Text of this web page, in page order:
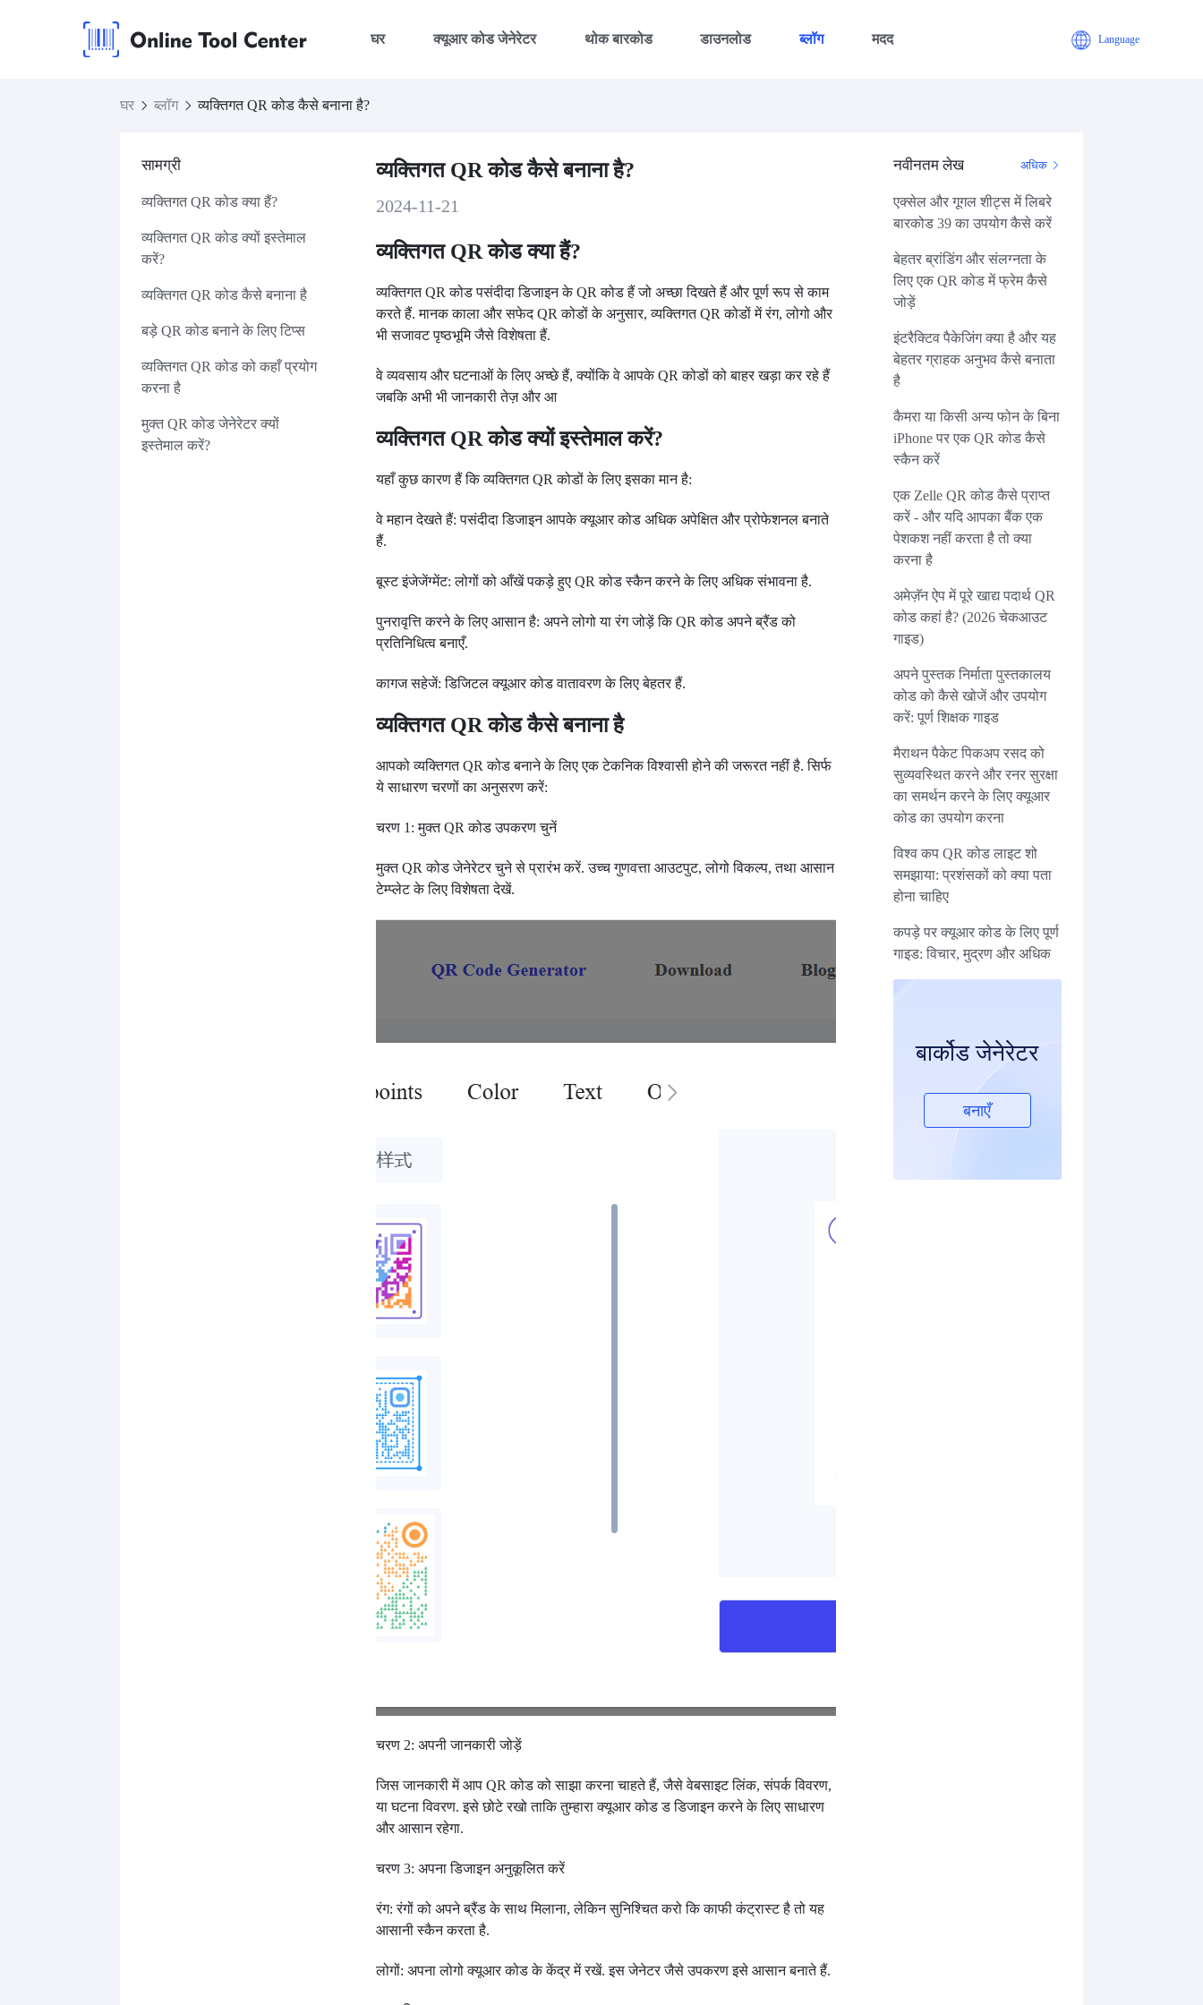
घर क्यूआर कोड जेनेरेटर थोक बारकोड डाउनलोड ब्लॉग मदद Language
घर ब्लॉग व्यक्तिगत QR कोड कैसे बनाना है?
सामग्री
व्यक्तिगत QR कोड क्या हैं?
व्यक्तिगत QR कोड क्यों इस्तेमाल
करें?
व्यक्तिगत QR कोड कैसे बनाना है
बड़े QR कोड बनाने के लिए टिप्स
व्यक्तिगत QR कोड को कहाँ प्रयोग
करना है
मुक्त QR कोड जेनेरेटर क्यों
इस्तेमाल करें?
व्यक्तिगत QR कोड कैसे बनाना है?
2024-11-21
व्यक्तिगत QR कोड क्या हैं?
व्यक्तिगत QR कोड पसंदीदा डिजाइन के QR कोड हैं जो अच्छा दिखते हैं और पूर्ण रूप से काम
करते हैं. मानक काला और सफेद QR कोडों के अनुसार, व्यक्तिगत QR कोडों में रंग, लोगो और
भी सजावट पृष्ठभूमि जैसे विशेषता हैं.
वे व्यवसाय और घटनाओं के लिए अच्छे हैं, क्योंकि वे आपके QR कोडों को बाहर खड़ा कर रहे हैं
जबकि अभी भी जानकारी तेज़ और आ
व्यक्तिगत QR कोड क्यों इस्तेमाल करें?
यहाँ कुछ कारण हैं कि व्यक्तिगत QR कोडों के लिए इसका मान है:
वे महान देखते हैं: पसंदीदा डिजाइन आपके क्यूआर कोड अधिक अपेक्षित और प्रोफेशनल बनाते
हैं.
बूस्ट इंजेजेंग्मेंट: लोगों को आँखें पकड़े हुए QR कोड स्कैन करने के लिए अधिक संभावना है.
पुनरावृत्ति करने के लिए आसान है: अपने लोगो या रंग जोड़ें कि QR कोड अपने ब्रैंड को
प्रतिनिधित्व बनाएँ.
कागज सहेजें: डिजिटल क्यूआर कोड वातावरण के लिए बेहतर हैं.
व्यक्तिगत QR कोड कैसे बनाना है
आपको व्यक्तिगत QR कोड बनाने के लिए एक टेकनिक विश्वासी होने की जरूरत नहीं है. सिर्फ
ये साधारण चरणों का अनुसरण करें:
चरण 1: मुक्त QR कोड उपकरण चुनें
मुक्त QR कोड जेनेरेटर चुने से प्रारंभ करें. उच्च गुणवत्ता आउटपुट, लोगो विकल्प, तथा आसान
टेम्प्लेट के लिए विशेषता देखें.
चरण 2: अपनी जानकारी जोड़ें
जिस जानकारी में आप QR कोड को साझा करना चाहते हैं, जैसे वेबसाइट लिंक, संपर्क विवरण,
या घटना विवरण. इसे छोटे रखो ताकि तुम्हारा क्यूआर कोड ड डिजाइन करने के लिए साधारण
और आसान रहेगा.
चरण 3: अपना डिजाइन अनुकूलित करें
रंग: रंगों को अपने ब्रैंड के साथ मिलाना, लेकिन सुनिश्चित करो कि काफी कंट्रास्ट है तो यह
आसानी स्कैन करता है.
लोगों: अपना लोगो क्यूआर कोड के केंद्र में रखें. इस जेनेटर जैसे उपकरण इसे आसान बनाते हैं.
नवीनतम लेख अधिक
एक्सेल और गूगल शीट्स में लिबरे
बारकोड 39 का उपयोग कैसे करें
बेहतर ब्रांडिंग और संलग्नता के
लिए एक QR कोड में फ्रेम कैसे
जोड़ें
इंटरैक्टिव पैकेजिंग क्या है और यह
बेहतर ग्राहक अनुभव कैसे बनाता
है
कैमरा या किसी अन्य फोन के बिना
iPhone पर एक QR कोड कैसे
स्कैन करें
एक Zelle QR कोड कैसे प्राप्त
करें - और यदि आपका बैंक एक
पेशकश नहीं करता है तो क्या
करना है
अमेज़ॅन ऐप में पूरे खाद्य पदार्थ QR
कोड कहां है? (2026 चेकआउट
गाइड)
अपने पुस्तक निर्माता पुस्तकालय
कोड को कैसे खोजें और उपयोग
करें: पूर्ण शिक्षक गाइड
मैराथन पैकेट पिकअप रसद को
सुव्यवस्थित करने और रनर सुरक्षा
का समर्थन करने के लिए क्यूआर
कोड का उपयोग करना
विश्व कप QR कोड लाइट शो
समझाया: प्रशंसकों को क्या पता
होना चाहिए
कपड़े पर क्यूआर कोड के लिए पूर्ण
गाइड: विचार, मुद्रण और अधिक
बार्कोड जेनेरेटर
बनाएँ